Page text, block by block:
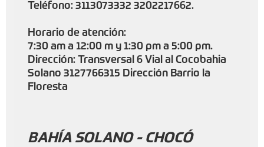
Teléfono: 3113073332 3202217662.
Horario de atención:
7:30 am a 12:00 m y 1:30 pm a 5:00 pm.
Dirección: Transversal 6 Vial al Cocobahia
Solano 3127766315 Dirección Barrio la
Floresta
BAHÍA SOLANO - CHOCÓ